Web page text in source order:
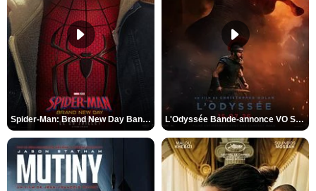
Spider-Man: Brand New Day Bande-annonce VO STFR L'Odyssée Bande-annonce VO STFR